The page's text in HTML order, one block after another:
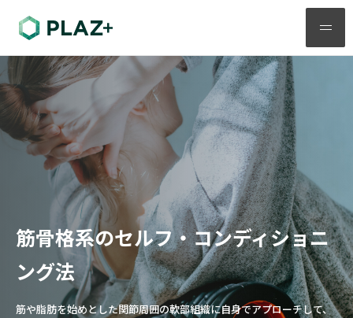
メ
ニ
筋骨格系のセルフ・コンディショニ
ング法
筋や脂肪を始めとした関節周囲の軟部組織に自身でアプローチして、